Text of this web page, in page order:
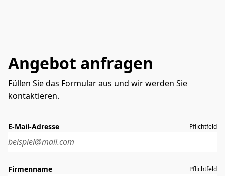
Angebot anfragen
Füllen Sie das Formular aus und wir werden Sie
kontaktieren.
E-Mail-Adresse Pflichtfeld
Firmenname Pflichtfeld